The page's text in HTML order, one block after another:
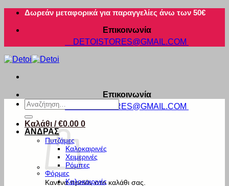
Μετάβαση
περιεχόμενο
Δωρεάν μεταφορικά για παραγγελίες άνω των 50€
Επικοινωνία
DETOISTORES@GMAIL.COM
Επικοινωνία
DETOISTORES@GMAIL.COM
Καλάθι /€0.00 0
Κανένα προϊόν στο καλάθι σας.
Αναζήτηση
για:
ΑΝΔΡΑΣ
Πυτζάμες
Καλοκαιρινές
Χειμερινές
Ρόμπες
Φόρμες
Καλοκαιρινές